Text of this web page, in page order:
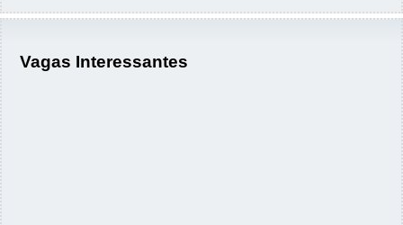
Vagas Interessantes